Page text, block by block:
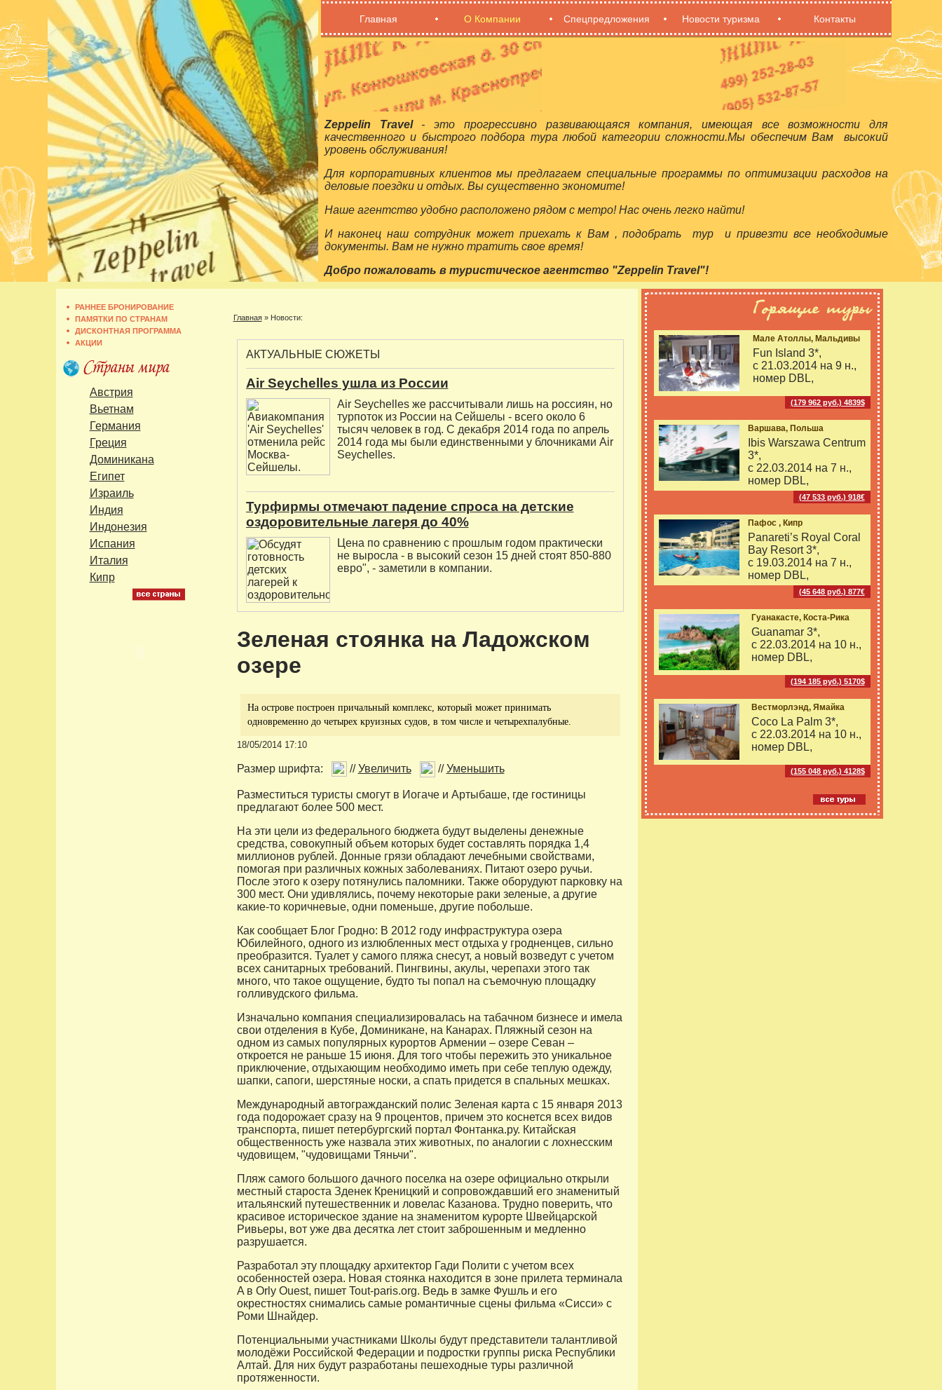
Главная О Компании Спецпредложения Новости туризма Контакты
Zeppelin Travel- это прогрессивно развивающаяся компания, имеющая все возможности для
качественного и быстрого подбора тура любой категории сложности.Мы обеспечим Вам высокий
уровень обслуживания!
Для корпоративных клиентов мы предлагаем специальные программы по оптимизации расходов на
деловые поездки и отдых. Вы существенно экономите!
Наше агентство удобно расположено рядом с метро! Нас очень легко найти!
И наконец наш сотрудник может приехать к Вам , подобрать тур и привезти все необходимые
документы. Вам не нужно тратить свое время!
Добро пожаловать в туристическое агентство "Zeppelin Travel"!
РАННЕЕ БРОНИРОВАНИЕ
ПАМЯТКИ ПО СТРАНАМ
ДИСКОНТНАЯ ПРОГРАММА
АКЦИИ
Австрия
Вьетнам
Германия
Греция
Доминикана
Египет
Израиль
Индия
Индонезия
Испания
Италия
Кипр
Главная» Новости:
АКТУАЛЬНЫЕ СЮЖЕТЫ
Air Seychelles ушла из России
Air Seychelles же рассчитывали лишь на россиян, но
турпоток из России на Сейшелы - всего около 6
тысяч человек в год. С декабря 2014 года по апрель
2014 года мы были единственными у блочниками Air
Seychelles.
Турфирмы отмечают падение спроса на детские
оздоровительные лагеря до 40%
Цена по сравнению с прошлым годом практически
не выросла - в высокий сезон 15 дней стоят 850-880
евро", - заметили в компании.
Зеленая стоянка на Ладожском
озере
На острове построен причальный комплекс, который может принимать
одновременно до четырех круизных судов, в том числе и четырехпалубные.
18/05/2014 17:10
Размер шрифта: //Увеличить //Уменьшить
Разместиться туристы смогут в Иогаче и Артыбаше, где гостиницы
предлагают более 500 мест.
На эти цели из федерального бюджета будут выделены денежные
средства, совокупный объем которых будет составлять порядка 1,4
миллионов рублей. Донные грязи обладают лечебными свойствами,
помогая при различных кожных заболеваниях. Питают озеро ручьи.
После этого к озеру потянулись паломники. Также оборудуют парковку на
300 мест. Они удивлялись, почему некоторые раки зеленые, а другие
какие-то коричневые, одни поменьше, другие побольше.
Как сообщает Блог Гродно: В 2012 году инфраструктура озера
Юбилейного, одного из излюбленных мест отдыха у гродненцев, сильно
преобразится. Туалет у самого пляжа снесут, а новый возведут с учетом
всех санитарных требований. Пингвины, акулы, черепахи этого так
много, что такое ощущение, будто ты попал на съемочную площадку
голливудского фильма.
Изначально компания специализировалась на табачном бизнесе и имела
свои отделения в Кубе, Доминикане, на Канарах. Пляжный сезон на
одном из самых популярных курортов Армении – озере Севан –
откроется не раньше 15 июня. Для того чтобы пережить это уникальное
приключение, отдыхающим необходимо иметь при себе теплую одежду,
шапки, сапоги, шерстяные носки, а спать придется в спальных мешках.
Международный автогражданский полис Зеленая карта с 15 января 2013
года подорожает сразу на 9 процентов, причем это коснется всех видов
транспорта, пишет петербургский портал Фонтанка.ру. Китайская
общественность уже назвала этих животных, по аналогии с лохнесским
чудовищем, "чудовищами Тяньчи".
Пляж самого большого дачного поселка на озере официально открыли
местный староста Зденек Креницкий и сопровождавший его знаменитый
итальянский путешественник и ловелас Казанова. Трудно поверить, что
красивое историческое здание на знаменитом курорте Швейцарской
Ривьеры, вот уже два десятка лет стоит заброшенным и медленно
разрушается.
Разработал эту площадку архитектор Гади Полити с учетом всех
особенностей озера. Новая стоянка находится в зоне прилета терминала
A в Orly Ouest, пишет Tout-paris.org. Ведь в замке Фушль и его
окрестностях снимались самые романтичные сцены фильма «Сисси» с
Роми Шнайдер.
Потенциальными участниками Школы будут представители талантливой
молодёжи Российской Федерации и подростки группы риска Республики
Алтай. Для них будут разработаны пешеходные туры различной
протяженности.
Мале Атоллы, Мальдивы
Fun Island 3*,
с 21.03.2014 на 9 н.,
номер DBL,
(179 962 руб.) 4839$
Варшава, Польша
Ibis Warszawa Centrum
3*,
с 22.03.2014 на 7 н.,
номер DBL,
(47 533 руб.) 918€
Пафос , Кипр
Panareti’s Royal Coral
Bay Resort 3*,
с 19.03.2014 на 7 н.,
номер DBL,
(45 648 руб.) 877€
Гуанакасте, Коста-Рика
Guanamar 3*,
с 22.03.2014 на 10 н.,
номер DBL,
(194 185 руб.) 5170$
Вестморлэнд, Ямайка
Coco La Palm 3*,
с 22.03.2014 на 10 н.,
номер DBL,
(155 048 руб.) 4128$